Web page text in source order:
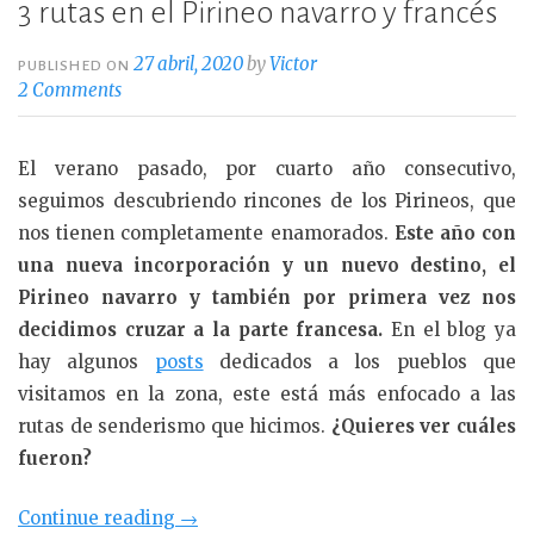
3 rutas en el Pirineo navarro y francés
PUBLISHED ON27 abril, 2020byVictor
2 Comments
El verano pasado, por cuarto año consecutivo,
seguimos descubriendo rincones de los Pirineos, que
nos tienen completamente enamorados. Este año con
una nueva incorporación y un nuevo destino, el
Pirineo navarro y también por primera vez nos
decidimos cruzar a la parte francesa. En el blog ya
hay algunos posts dedicados a los pueblos que
visitamos en la zona, este está más enfocado a las
rutas de senderismo que hicimos. ¿Quieres ver cuáles
fueron?
Continue reading «3
→